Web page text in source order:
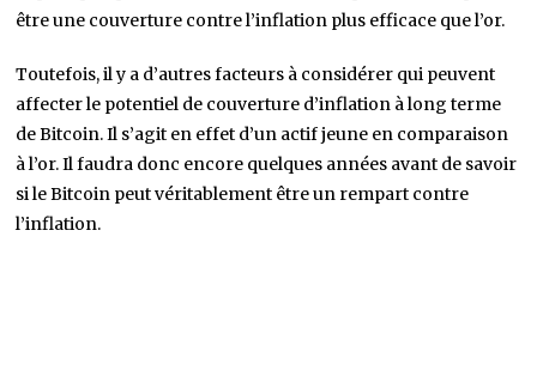
être une couverture contre l’inflation plus efficace que l’or.
Toutefois, il y a d’autres facteurs à considérer qui peuvent
affecter le potentiel de couverture d’inflation à long terme
de Bitcoin. Il s’agit en effet d’un actif jeune en comparaison
à l’or. Il faudra donc encore quelques années avant de savoir
si le Bitcoin peut véritablement être un rempart contre
l’inflation.